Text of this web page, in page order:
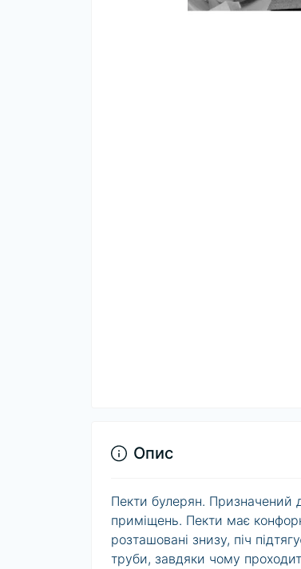
Опис
Пекти булерян. Призначений
приміщень. Пекти має
розташовані знизу, піч
труби, завдяки чому